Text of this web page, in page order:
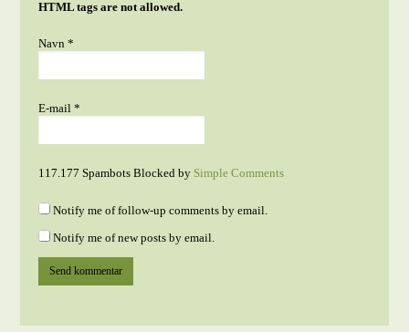
HTML tags are not allowed.
Navn*
E-mail*
117.177 Spambots Blocked by Simple Comments
Notify me of follow-up comments by email.
Notify me of new posts by email.